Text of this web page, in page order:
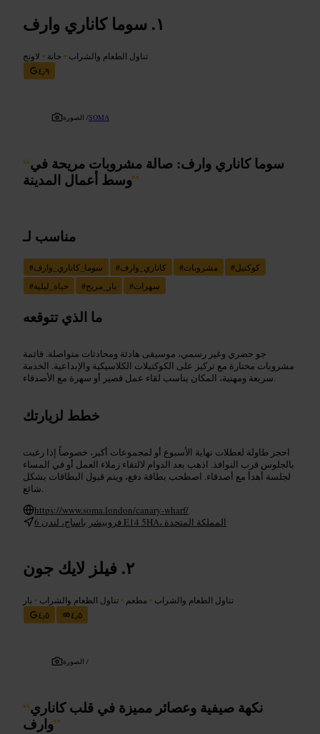
سوما كاناري وارف
تناول الطعام والشراب • حانة • لاونج
٤٫٩
الصورة /SOMA
“سوما كاناري وارف: صالة مشروبات مريحة في
وسط أعمال المدينة”
مناسب لـ
#سوما_كاناري_وارف #كاناري_وارف #مشروبات #كوكتيل
#حياة_ليلية #بار_مريح #سهرات
ما الذي تتوقعه
جو حضري وغير رسمي، موسيقى هادئة ومحادثات متواصلة. قائمة
مشروبات مختارة مع تركيز على الكوكتيلات الكلاسيكية والإبداعية. الخدمة
سريعة ومهنية، المكان يناسب لقاء عمل قصير أو سهرة مع الأصدقاء.
خطط لزيارتك
احجز طاولة لعطلات نهاية الأسبوع أو لمجموعات أكبر، خصوصاً إذا رغبت
بالجلوس قرب النوافذ. اذهب بعد الدوام لالتقاء زملاء العمل أو في المساء
لجلسة أهدأ مع أصدقاء. اصطحب بطاقة دفع، ويتم قبول البطاقات بشكل
شائع.
https://www.soma.london/canary-wharf/
6 فروبيشر باساج، لندن E14 5HA، المملكة المتحدة
فيلز لايك جون
تناول الطعام والشراب • مطعم • تناول الطعام والشراب • بار
٤٫٥
٤٫٥
الصورة /
“نكهة صيفية وعصائر مميزة في قلب كاناري
وارف”